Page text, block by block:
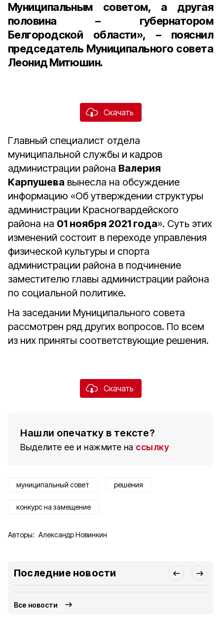
Муниципальным советом, а другая
половина – губернатором
Белгородской области», – пояснил
председатель Муниципального совета
Леонид Митюшин.
Скачать
Главный специалист отдела
муниципальной службы и кадров
администрации района Валерия
Карпушева вынесла на обсуждение
информацию «Об утверждении структуры
администрации Красногвардейского
района на 01 ноября 2021 года». Суть этих
изменений состоит в переходе управления
физической культуры и спорта
администрации района в подчинение
заместителю главы администрации района
по социальной политике.
На заседании Муниципального совета
рассмотрен ряд других вопросов. По всем
из них приняты соответствующие решения.
Скачать
Нашли опечатку в тексте?
Выделите ее и нажмите на ссылку
муниципальный совет решения
конкурс на замещение
Авторы: Александр Новинкин
Последние новости
Все новости